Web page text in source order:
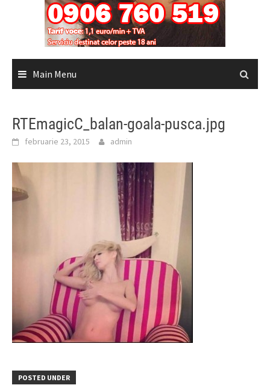
Main Menu
RTEmagicC_balan-goala-pusca.jpg
februarie 23, 2015 admin
POSTED UNDER